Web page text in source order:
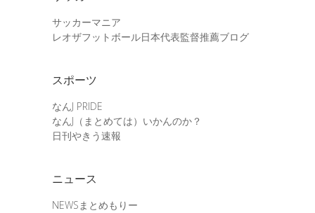
サッカーマニア
レオザフットボール日本代表監督推薦ブログ
スポーツ
なんJ PRIDE
なんJ（まとめては）いかんのか？
日刊やきう速報
ニュース
NEWSまとめもりー